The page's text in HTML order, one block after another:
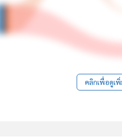
คลิกเพื่อดูเพิ่